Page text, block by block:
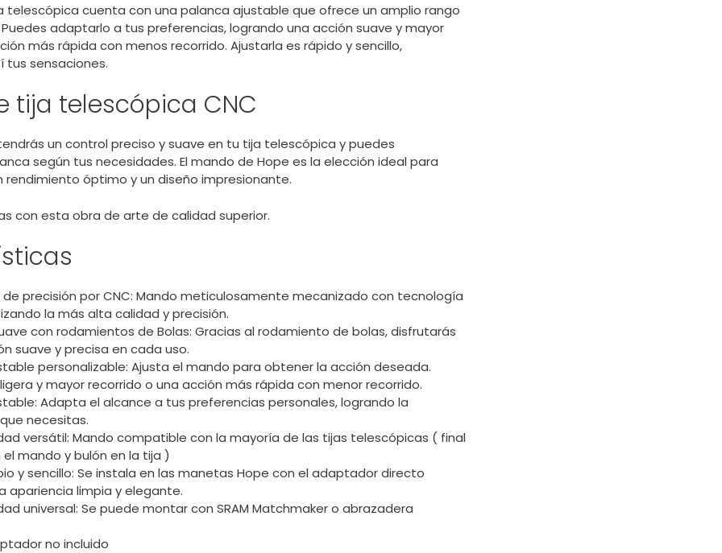
telescópica cuenta con una palanca ajustable que ofrece un amplio rango
Puedes adaptarlo a tus preferencias, logrando una acción suave y mayor
más rápida con menos recorrido. Ajustarla es rápido y sencillo,
tus sensaciones.
tija telescópica CNC
un control preciso y suave en tu tija telescópica y puedes
según tus necesidades. El mando de Hope es la elección ideal para
rendimiento óptimo y un diseño impresionante.
con esta obra de arte de calidad superior.
precisión por CNC: Mando meticulosamente mecanizado con tecnología
la más alta calidad y precisión.
con rodamientos de Bolas: Gracias al rodamiento de bolas, disfrutarás
suave y precisa en cada uso.
personalizable: Ajusta el mando para obtener la acción deseada.
y mayor recorrido o una acción más rápida con menor recorrido.
Adapta el alcance a tus preferencias personales, logrando la
necesitas.
versátil: Mando compatible con la mayoría de las tijas telescópicas ( final
mando y bulón en la tija )
y sencillo: Se instala en las manetas Hope con el adaptador directo
apariencia limpia y elegante.
universal: Se puede montar con SRAM Matchmaker o abrazadera
no incluido